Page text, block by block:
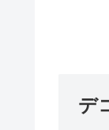
デ